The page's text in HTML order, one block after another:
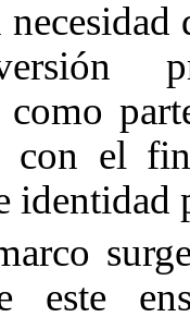
como
con el
identidad
este